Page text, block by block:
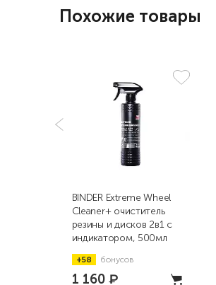
Похожие товары
BINDER Extreme Wheel
Cleaner+ очиститель
резины и дисков 2в1 с
индикатором, 500мл
+58 бонусов
1 160 ₽